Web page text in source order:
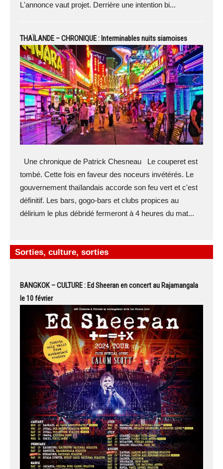
L'annonce vaut projet. Derrière une intention bi...
THAÏLANDE – CHRONIQUE : Interminables nuits siamoises
Une chronique de Patrick Chesneau Le couperet est
tombé. Cette fois en faveur des noceurs invétérés. Le
gouvernement thaïlandais accorde son feu vert et c'est
définitif. Les bars, gogo-bars et clubs propices au
délirium le plus débridé fermeront à 4 heures du mat...
Sorties, culture, sorties
BANGKOK – CULTURE : Ed Sheeran en concert au Rajamangala
le 10 février